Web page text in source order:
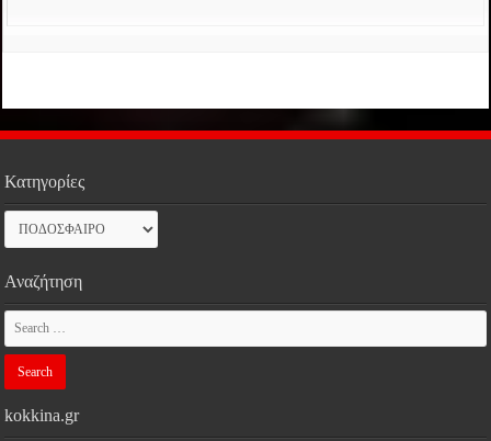
Κατηγορίες
Κατηγορίες
Αναζήτηση
kokkina.gr